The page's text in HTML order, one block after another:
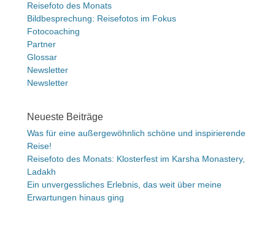
Reisefoto des Monats
Bildbesprechung: Reisefotos im Fokus
Fotocoaching
Partner
Glossar
Newsletter
Newsletter
Neueste Beiträge
Was für eine außergewöhnlich schöne und inspirierende
Reise!
Reisefoto des Monats: Klosterfest im Karsha Monastery,
Ladakh
Ein unvergessliches Erlebnis, das weit über meine
Erwartungen hinaus ging